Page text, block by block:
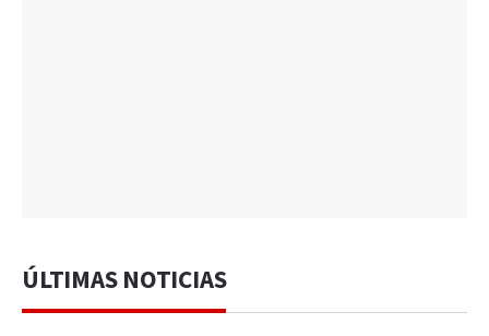
ÚLTIMAS NOTICIAS